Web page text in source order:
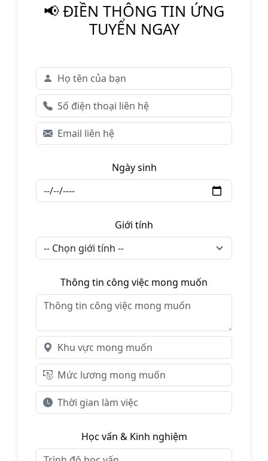
📢 ĐIỀN THÔNG TIN ỨNG
TUYỂN NGAY
Ngày sinh
Giới tính
Thông tin công việc mong muốn
Học vấn & Kinh nghiệm